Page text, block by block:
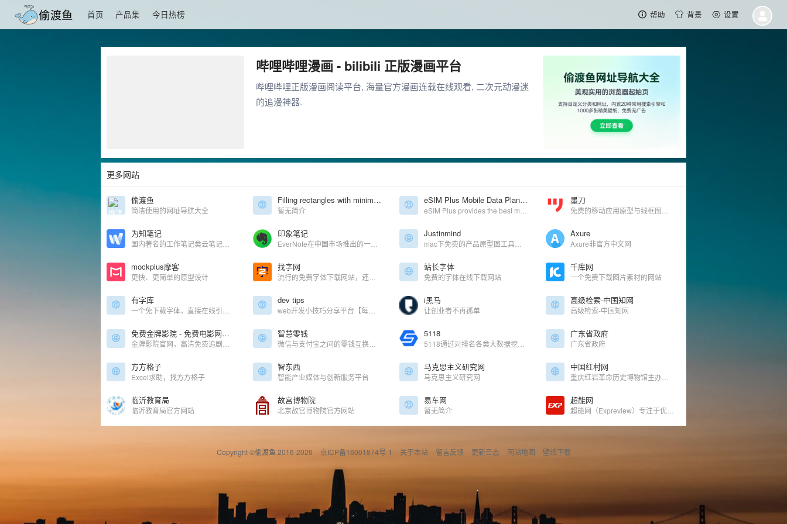
首页 产品集 今日热榜 帮助 背景 设置
哔哩哔哩漫画 - bilibili 正版漫画平台
哔哩哔哩正版漫画阅读平台, 海量官方漫画连载在线观看, 二次元动漫迷
的追漫神器.
更多网站
偷渡鱼
简洁使用的网址导航大全
Filling rectangles with minimum number of integer-sided squares
暂无简介
eSIM Plus Mobile Data Plans: Get fast Internet for your phone 墨刀
为知笔记 印象笔记 Justinmind Axure
Axure非官方中文网
mockplus摩客
更快、更简单的原型设计
找字网 站长字体
免费的字体在线下载网站
千库网
一个免费下载图片素材的网站
有字库 dev tips i黑马
让创业者不再孤单
高级检索-中国知网
高级检索-中国知网
免费金牌影院 - 免费电影网站、免费看剧、弹幕追剧！ 智慧零钱 5118 广东省政府
广东省政府
方方格子
Excel求助，找方方格子
智东西
智能产业媒体与创新服务平台
马克思主义研究网
马克思主义研究网
中国红村网
临沂教育局
临沂教育局官方网站
故宫博物院
北京故宫博物院官方网站
易车网
暂无简介
超能网
Copyright ©偷渡鱼 2016-2026 京ICP备16001874号-1 关于本站 留言反馈 更新日志 网站地图 壁纸下载